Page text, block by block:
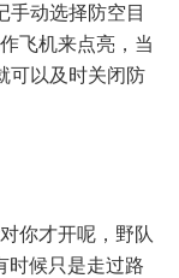
手动选择防空目
飞机来点亮，当
可以及时关闭防
你才开呢，野队
时候只是走过路